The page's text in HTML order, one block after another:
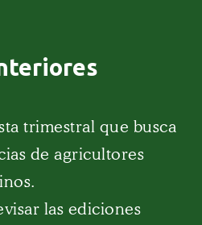
trimestral que busca
de agricultores
las ediciones